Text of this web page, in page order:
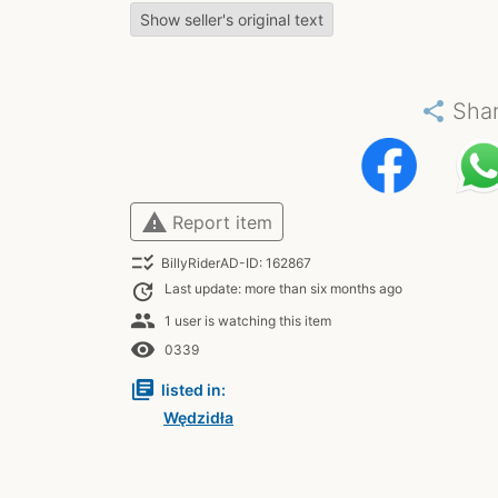
Show seller's original text
share
warning Report item
checklist_rtl BillyRiderAD-ID: 162867
update Last update: more than six months ago
people 1 user is watching this item
remove_red_eye 0339
library_books listed in:
Wędzidła